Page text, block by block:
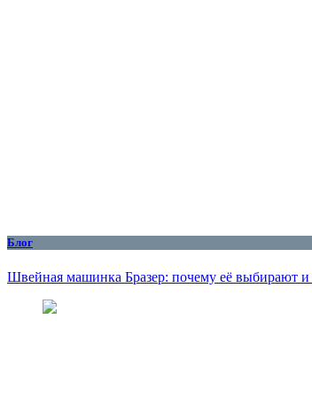
Блог
Швейная машинка Бразер: почему её выбирают и